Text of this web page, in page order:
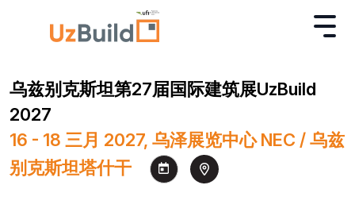
乌兹别克斯坦第27届国际建筑展UzBuild
2027
16 - 18 三月 2027, 乌泽展览中心 NEC / 乌兹
别克斯坦塔什干